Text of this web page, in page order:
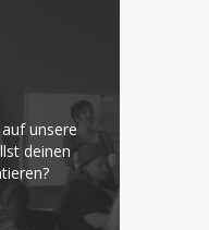
unsere
deinen